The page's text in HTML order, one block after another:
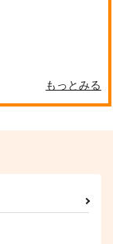
ツノもしっぽもはえて
石神千空×あさぎりゲン
もっとみる